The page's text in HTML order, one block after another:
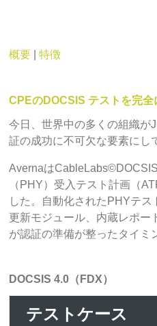
概要 |特徴
CPEのDOCSIS テストを完全
今日、世界中の多くの組織が
証の成功に不可欠な要素にし
Avernaは
（PHY）受入テスト計画（
した。自動化されたPHYテス
更新モジュール、内蔵レポー
が認証の準備が整ったタイミ
DOCSIS 4.0（FDX）
テストケース